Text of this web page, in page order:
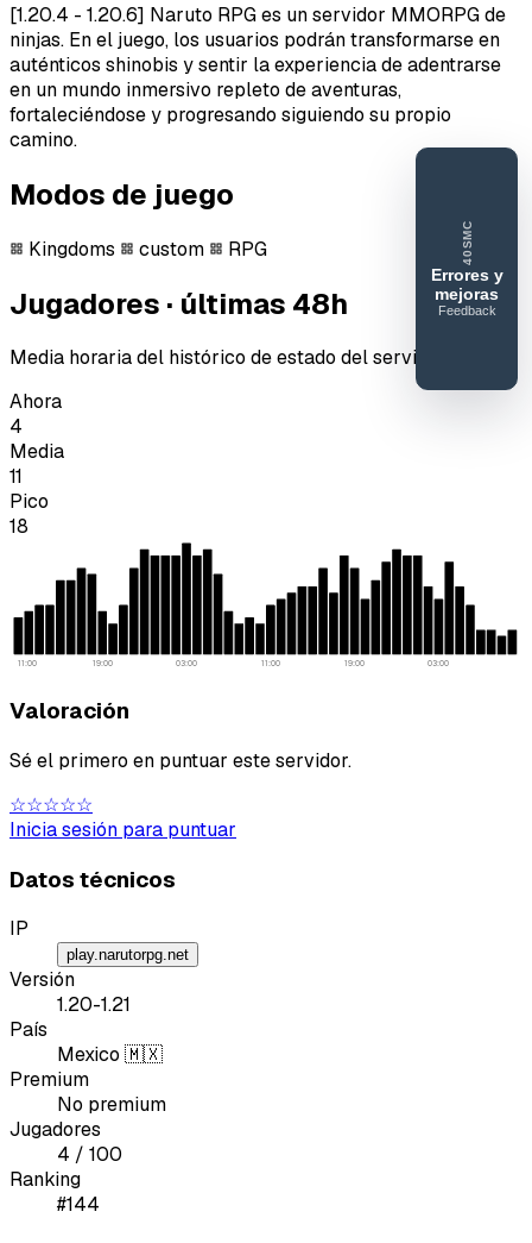
[1.20.4 - 1.20.6] Naruto RPG es un servidor MMORPG de
ninjas. En el juego, los usuarios podrán transformarse en
auténticos shinobis y sentir la experiencia de adentrarse
en un mundo inmersivo repleto de aventuras,
fortaleciéndose y progresando siguiendo su propio
camino.
Modos de juego
Kingdoms custom RPG
Jugadores · últimas 48h
Media horaria del histórico de estado del servidor.
Ahora
4
Media
11
Pico
18
11:00 19:00 03:00 11:00 19:00 03:00
Valoración
Sé el primero en puntuar este servidor.
☆☆☆☆☆
Inicia sesión para puntuar
Datos técnicos
IP
play.narutorpg.net
Versión
1.20-1.21
País
Mexico 🇲🇽
Premium
No premium
Jugadores
4 / 100
Ranking
#144
40SMC
Errores y
mejoras
Feedback
Reportar